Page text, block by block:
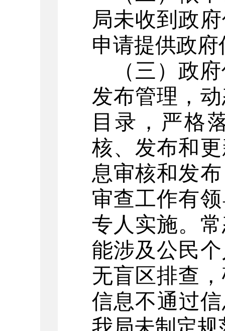
局未收到政
申请提供政
（三）政
发布管理，
目录， 严格
核、发布和
息审核和发布
审查工作有
专人实施。
能涉及公民
无盲区排查
信息不通过